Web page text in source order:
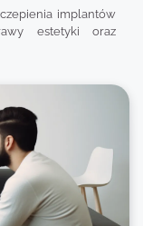
implantów
estetyki oraz